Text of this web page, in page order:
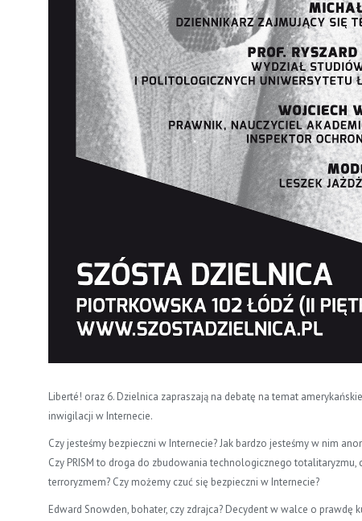
Liberté! oraz 6. Dzielnica zapraszają na debatę na temat
inwigilacji w Internecie.
Czy jesteśmy bezpieczni w Internecie? Jak bardzo jesteśmy w nim
Czy PRISM to droga do zbudowania technologicznego
terroryzmem? Czy możemy czuć się bezpieczni w Internecie?
Edward Snowden, bohater, czy zdrajca? Decydent w walce o prawdę